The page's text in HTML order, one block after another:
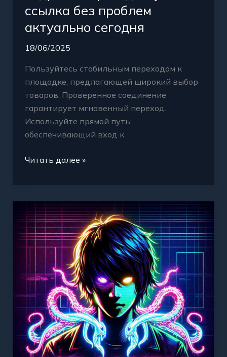
ссылка без проблем
актуально сегодня
18/06/2025
Пользуйтесь стабильным переходом к
площадке, предлагающей широкий выбор
товаров. Проверенное соединение
гарантирует мгновенный переход.
Используйте прямой путь,
обеспечивающий вход к
Читать далее »
Быстрый
вход
на
Гидру
—
надежная
ссылка
без
проблем